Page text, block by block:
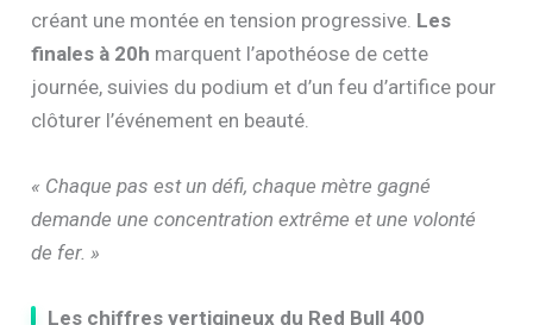
créant une montée en tension progressive. Les
finales à 20h marquent l’apothéose de cette
journée, suivies du podium et d’un feu d’artifice pour
clôturer l’événement en beauté.
« Chaque pas est un défi, chaque mètre gagné
demande une concentration extrême et une volonté
de fer. »
Les chiffres vertigineux du Red Bull 400